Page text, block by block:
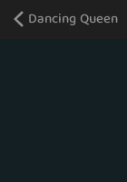
Dancing Queen